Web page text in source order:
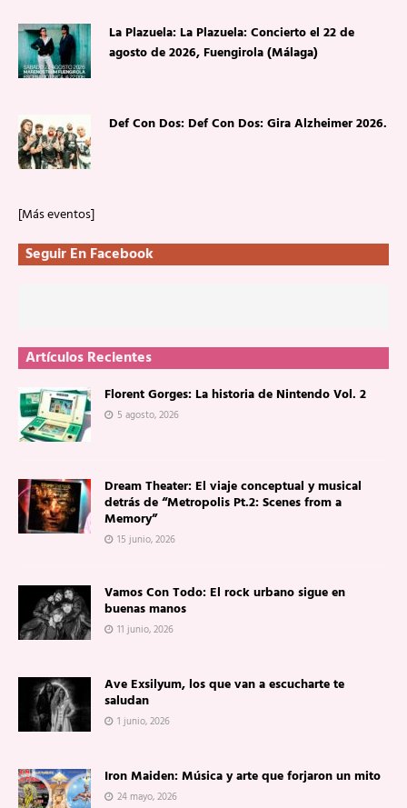
La Plazuela: La Plazuela: Concierto el 22 de
agosto de 2026, Fuengirola (Málaga)
Def Con Dos: Def Con Dos: Gira Alzheimer 2026.
[Más eventos]
Seguir En Facebook
Artículos Recientes
Florent Gorges: La historia de Nintendo Vol. 2
5 agosto, 2026
Dream Theater: El viaje conceptual y musical
detrás de “Metropolis Pt.2: Scenes from a
Memory”
15 junio, 2026
Vamos Con Todo: El rock urbano sigue en
buenas manos
11 junio, 2026
Ave Exsilyum, los que van a escucharte te
saludan
1 junio, 2026
Iron Maiden: Música y arte que forjaron un mito
24 mayo, 2026